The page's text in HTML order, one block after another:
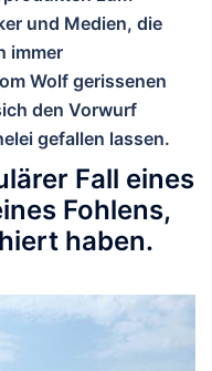
und Medien, die
immer
Wolf gerissenen
den Vorwurf
gefallen lassen.
Fall eines
Fohlens,
haben.